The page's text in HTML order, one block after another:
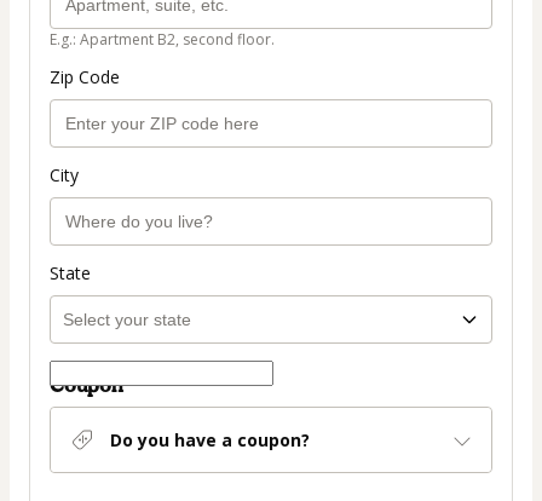
E.g.: Apartment B2, second floor.
Zip Code
City
State
Coupon
Do you have a coupon?